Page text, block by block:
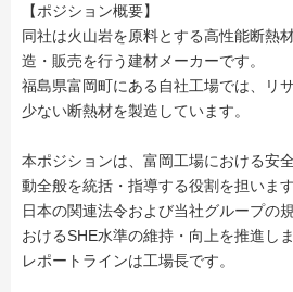
【ポジション概要】
同社は火山岩を原料とする高性能断熱
造・販売を行う建材メーカーです。
福島県富岡町にある自社工場では、リ
少ない断熱材を製造しています。
本ポジションは、富岡工場における安
動全般を統括・指導する役割を担います
日本の関連法令および当社グループの
おけるSHE水準の維持・向上を推進しま
レポートラインは工場長です。